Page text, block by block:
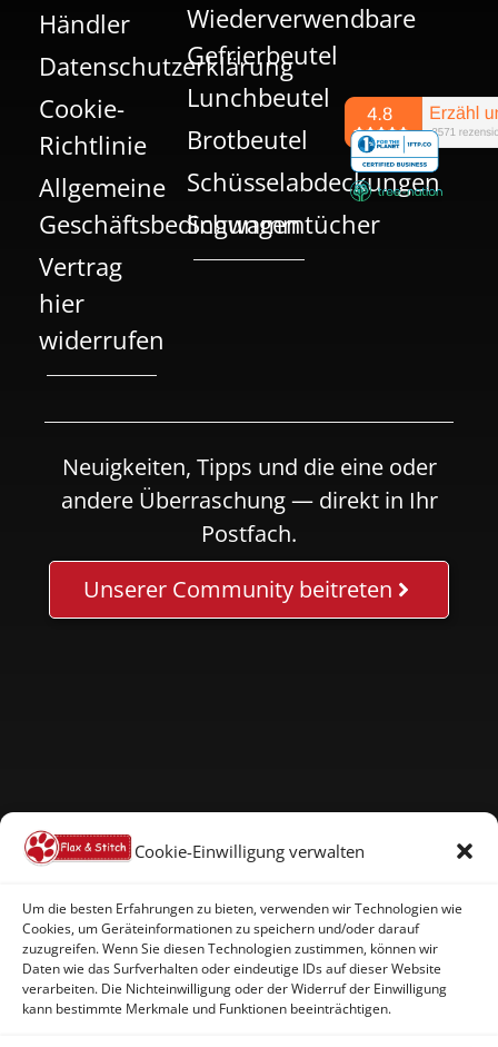
Cookie-Einwilligung verwalten
Um die besten Erfahrungen zu bieten, verwenden wir Technologien wie
Cookies, um Geräteinformationen zu speichern und/oder darauf
zuzugreifen. Wenn Sie diesen Technologien zustimmen, können wir
Daten wie das Surfverhalten oder eindeutige IDs auf dieser Website
verarbeiten. Die Nichteinwilligung oder der Widerruf der Einwilligung
kann bestimmte Merkmale und Funktionen beeinträchtigen.
Händler
Datenschutzerklärung
Cookie-
Richtlinie
Allgemeine
Geschäftsbedingungen
Vertrag
hier
widerrufen
Wiederverwendbare
Gefrierbeutel
Lunchbeutel
Brotbeutel
Schüsselabdeckungen
Schwammtücher
Neuigkeiten, Tipps und die eine oder
andere Überraschung — direkt in Ihr
Postfach.
Unserer Community beitreten